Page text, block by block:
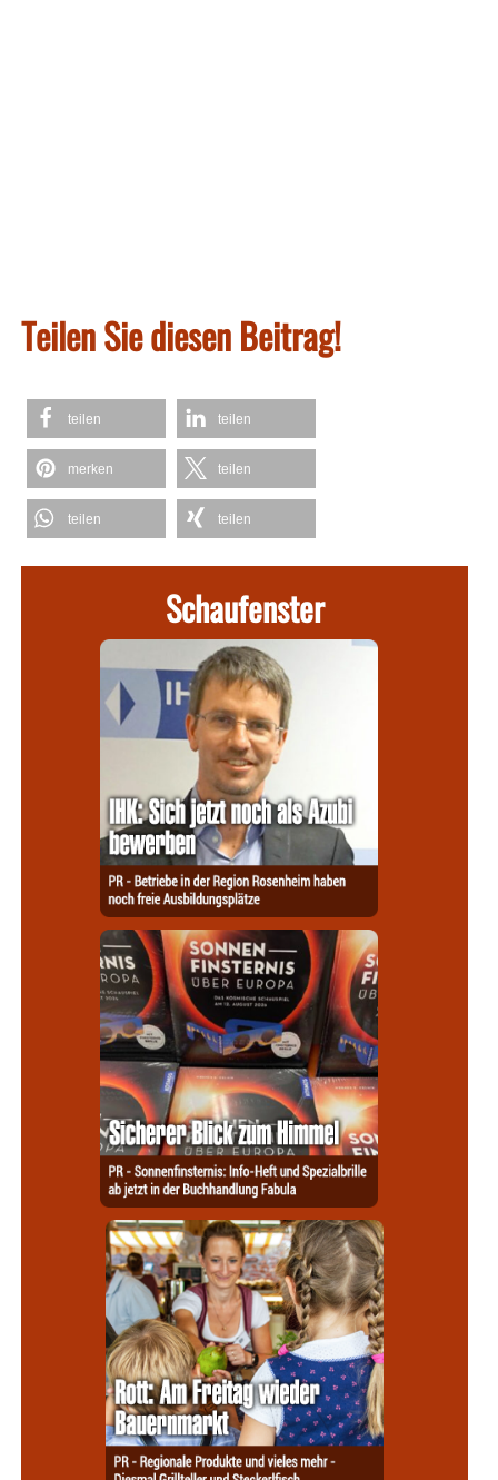
Teilen Sie diesen Beitrag!
teilen teilen
merken teilen
teilen teilen
Schaufenster